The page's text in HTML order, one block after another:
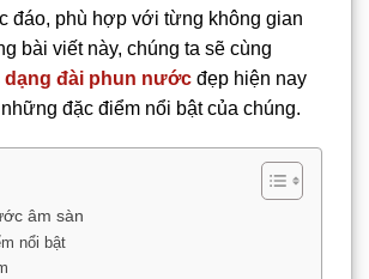
đáo, phù hợp với từng không gian
bài viết này, chúng ta sẽ cùng
dạng đài phun nước đẹp hiện nay
đặc điểm nổi bật của chúng.
âm sàn
nổi bật